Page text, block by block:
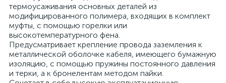
термоусаживания основных деталей из
модифицированного полимера, входящих в комплект
муфты, с помощью горелки или
высокотемпературного фена.
Предусматривает крепление провода заземления к
металлической оболочке кабеля, имеющего бумажную
изоляцию, с помощью пружины постоянного давления
и терки, а к бронелентам методом пайки.